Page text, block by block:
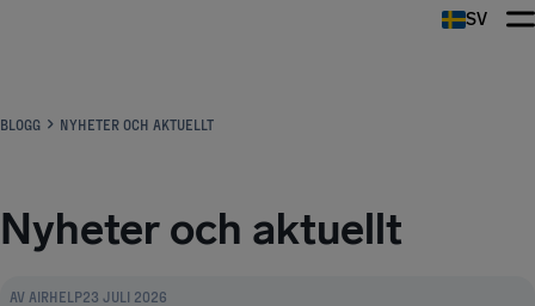
SV
BLOGG NYHETER OCH AKTUELLT
Nyheter och aktuellt
AV AIRHELP23 JULI 2026